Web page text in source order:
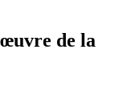
de la